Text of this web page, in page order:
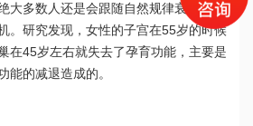
大多数人还是会跟随自然规律衰老，盲
。研究发现，女性的子宫在55岁的时候
在45岁左右就失去了孕育功能，主要是
能的减退造成的。